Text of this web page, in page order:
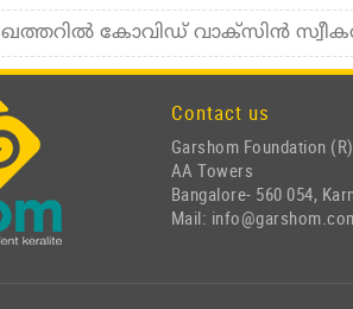
ഖത്തറില്‍ കോവിഡ് വാക്‌സിന്‍
Contact us
Garshom Foundation (R)
AA Towers
Bangalore- 560 054,
Mail: